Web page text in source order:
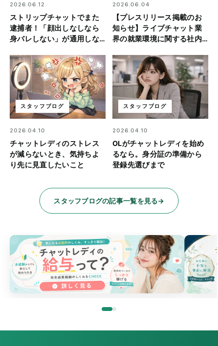
2026.06.12
ストリップチャットでまた
逮捕者！「顔出しなしなら
身バレしない」が通用しな
2026.06.04
【プレスリリース掲載のお
知らせ】ライブチャット業
界の就業環境に関する社内
スタッフブログ
2026.04.10
チャットレディのストレス
が減らないとき、気持ちよ
り先に見直したいこと
スタッフブログ
2026.04.10
OLがチャットレディを始め
るなら。身分証の準備から
登録先選びまで
スタッフブログの記事一覧を見る→